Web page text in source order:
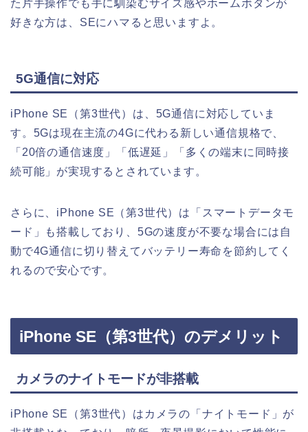
た片手操作でも手に馴染むサイズ感やホームボタンが
好きな方は、SEにハマると思いますよ。
5G通信に対応
iPhone SE（第3世代）は、5G通信に対応していま
す。5Gは現在主流の4Gに代わる新しい通信規格で、
「20倍の通信速度」「低遅延」「多くの端末に同時接
続可能」が実現するとされています。
さらに、iPhone SE（第3世代）は「スマートデータモ
ード」も搭載しており、5Gの速度が不要な場合には自
動で4G通信に切り替えてバッテリー寿命を節約してく
れるので安心です。
iPhone SE（第3世代）のデメリット
カメラのナイトモードが非搭載
iPhone SE（第3世代）はカメラの「ナイトモード」が